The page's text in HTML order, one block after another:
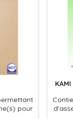
pour
avec
le